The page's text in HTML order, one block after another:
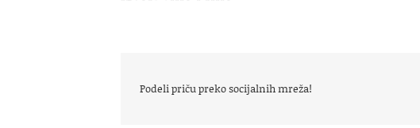
Podeli priču preko socijalnih mreža!